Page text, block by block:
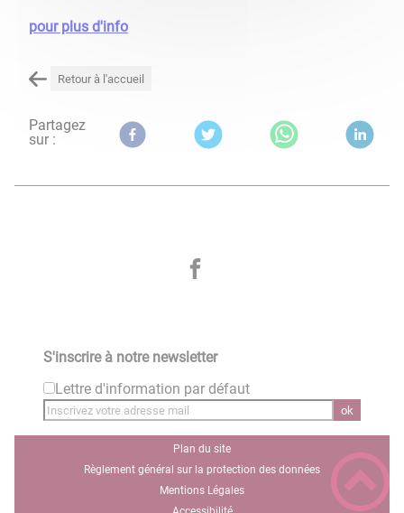
pour plus d'info
Retour à l'accueil
Partagez
sur :
S'inscrire à notre newsletter
Lettre d'information par défaut
ok
Plan du site
Règlement général sur la protection des données
Mentions Légales